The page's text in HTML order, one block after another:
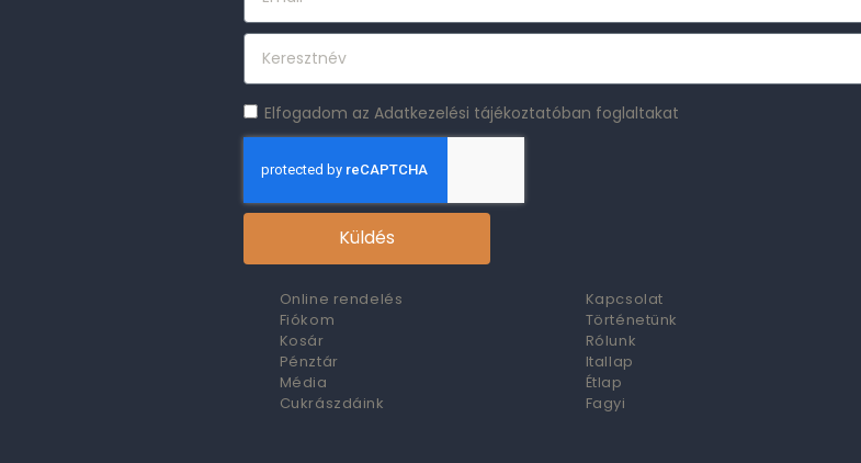
Elfogadom az Adatkezelési tájékoztatóban foglaltakat
Küldés
Online rendelés
Fiókom
Kosár
Pénztár
Média
Cukrászdáink
Kapcsolat
Történetünk
Rólunk
Itallap
Étlap
Fagyi